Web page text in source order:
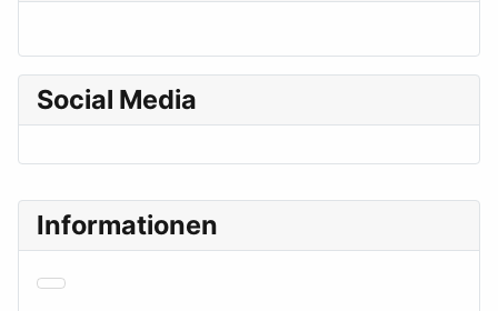
Informationen
Social Media